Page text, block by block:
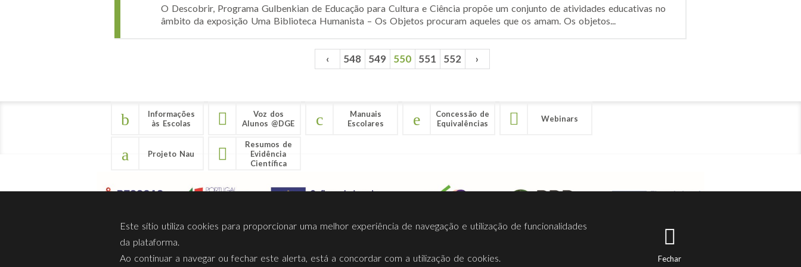
O Descobrir, Programa Gulbenkian de Educação para Cultura e Ciência propõe um conjunto de atividades educativas no
âmbito da exposição Uma Biblioteca Humanista – Os Objetos procuram aqueles que os amam. Os objetos...
‹ 548 549 550 551 552 ›
Informações
às Escolas
Voz dos
Alunos @DGE
Manuais
Escolares
Concessão de
Equivalências
Webinars
Projeto Nau
Resumos de
Evidência
Científica
Sobre Nós Privacidade Termos Utilização Contactos Ligações Facebook
Este sítio utiliza cookies para proporcionar uma melhor experiência de navegação e utilização de funcionalidades
da plataforma.
Ao continuar a navegar ou fechar este alerta, está a concordar com a utilização de cookies.
Fechar